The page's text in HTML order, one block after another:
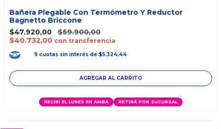
Bañera Plegable Con Termómetro Y Reductor
Bagnetto Briccone
$47.920,00
$59.900,00
$40.732,00 con transferencia
9 cuotas sin interés de $5.324,44
AGREGAR AL CARRITO
RECIBÍ EL LUNES EN AMBA RETIRÁ POR SUCURSAL